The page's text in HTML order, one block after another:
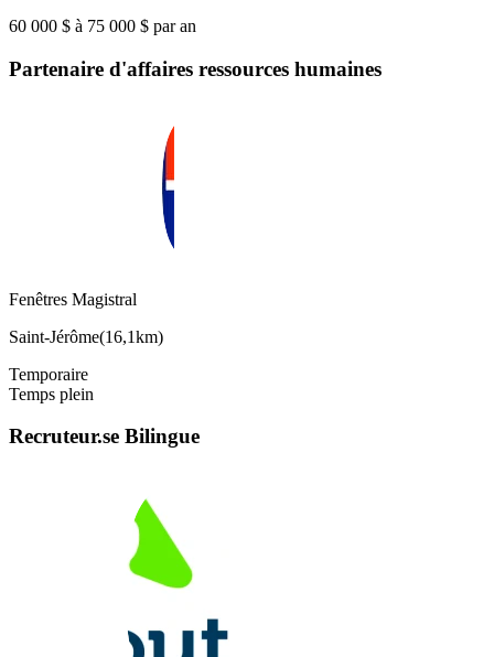
60 000 $ à 75 000 $ par an
Partenaire d'affaires ressources humaines
Fenêtres Magistral
Saint-Jérôme(16,1km)
Temporaire
Temps plein
Recruteur.se Bilingue